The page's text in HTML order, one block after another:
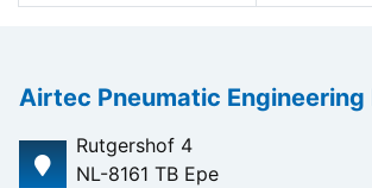
Airtec Pneumatic Engineering
Rutgershof 4
NL-8161 TB Epe